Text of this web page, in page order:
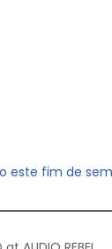
este fim de